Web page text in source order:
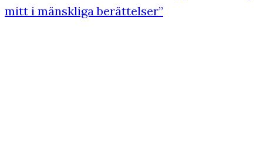
mitt i mänskliga berättelser”